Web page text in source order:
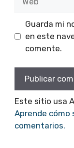
Guarda mi
en este
comente.
Este sitio usa
Aprende cómo
comentarios.